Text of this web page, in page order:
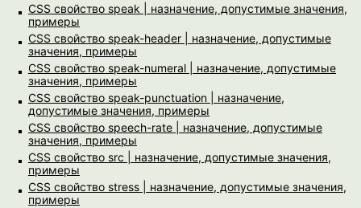
CSS свойство speak | назначение, допустимые значения,
примеры
CSS свойство speak-header | назначение, допустимые
значения, примеры
CSS свойство speak-numeral | назначение, допустимые
значения, примеры
CSS свойство speak-punctuation | назначение,
допустимые значения, примеры
CSS свойство speech-rate | назначение, допустимые
значения, примеры
CSS свойство src | назначение, допустимые значения,
примеры
CSS свойство stress | назначение, допустимые значения,
примеры